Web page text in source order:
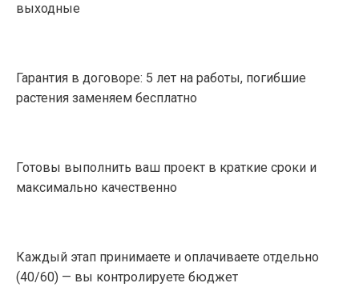
выходные
Гарантия в договоре: 5 лет на работы, погибшие
растения заменяем бесплатно
Готовы выполнить ваш проект в краткие сроки и
максимально качественно
Каждый этап принимаете и оплачиваете отдельно
(40/60) — вы контролируете бюджет